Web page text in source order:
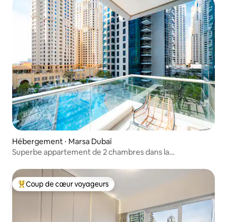
Hébergement ⋅ Marsa Dubaï
Superbe appartement de 2 chambres dans la
Coups de cœur voyageurs les plus appréciés
Coup de cœur voyageurs